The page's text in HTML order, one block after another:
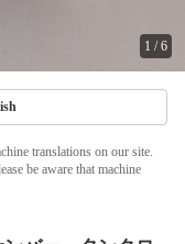
1 /6
translations on our site.
be aware that machine